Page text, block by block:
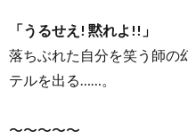
「うるせえ! 黙れよ!!」
落ちぶれた自分を笑う師の
テルを出る……。
〜〜〜〜〜